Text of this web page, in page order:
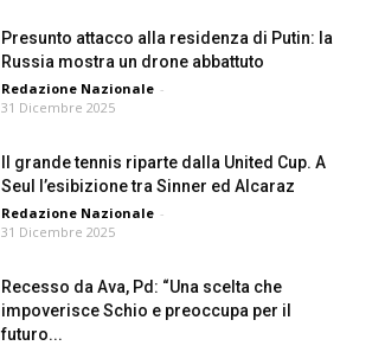
Presunto attacco alla residenza di Putin: la
Russia mostra un drone abbattuto
Redazione Nazionale -
31 Dicembre 2025
Il grande tennis riparte dalla United Cup. A
Seul l’esibizione tra Sinner ed Alcaraz
Redazione Nazionale -
31 Dicembre 2025
Recesso da Ava, Pd: “Una scelta che
impoverisce Schio e preoccupa per il
futuro...